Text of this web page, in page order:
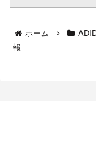
ホーム
報